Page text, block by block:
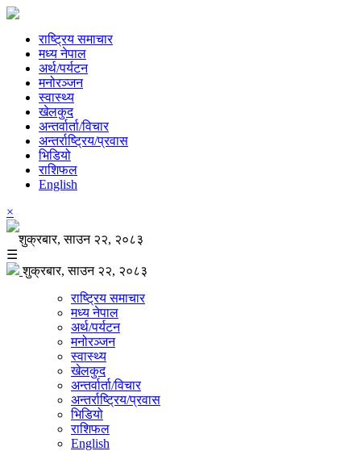
राष्ट्रिय समाचार
मध्य नेपाल
अर्थ/पर्यटन
मनोरञ्जन
स्वास्थ्य
खेलकुद
अन्तर्वार्ता/विचार
अन्तर्राष्ट्रिय/प्रवास
भिडियो
राशिफल
English
×
शुक्रबार, साउन २२, २०८३
☰
शुक्रबार, साउन २२, २०८३
राष्ट्रिय समाचार
मध्य नेपाल
अर्थ/पर्यटन
मनोरञ्जन
स्वास्थ्य
खेलकुद
अन्तर्वार्ता/विचार
अन्तर्राष्ट्रिय/प्रवास
भिडियो
राशिफल
English